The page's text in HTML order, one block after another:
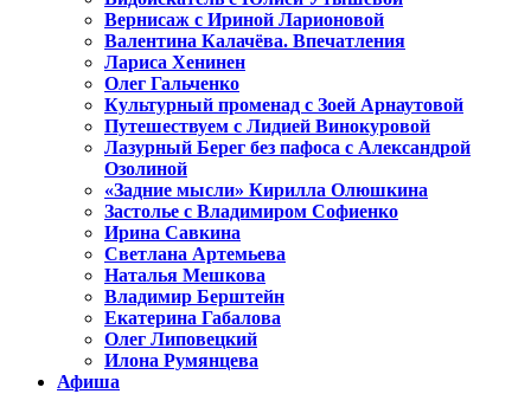
Вернисаж с Ириной Ларионовой
Валентина Калачёва. Впечатления
Лариса Хенинен
Олег Гальченко
Культурный променад с Зоей Арнаутовой
Путешествуем с Лидией Винокуровой
Лазурный Берег без пафоса с Александрой
Озолиной
«Задние мысли» Кирилла Олюшкина
Застолье с Владимиром Софиенко
Ирина Савкина
Светлана Артемьева
Наталья Мешкова
Владимир Берштейн
Екатерина Габалова
Олег Липовецкий
Илона Румянцева
Афиша